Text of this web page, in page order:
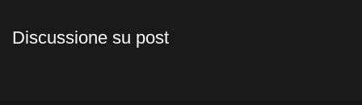
Discussione su post